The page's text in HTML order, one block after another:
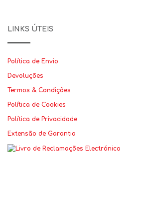
LINKS ÚTEIS
Política de Envio
Devoluções
Termos & Condições
Política de Cookies
Política de Privacidade
Extensão de Garantia